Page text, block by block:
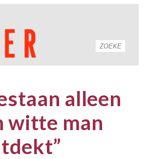
alleen
witte man